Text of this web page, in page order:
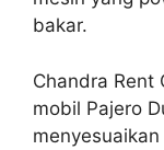
bakar.
Chandra Rent
mobil Pajero